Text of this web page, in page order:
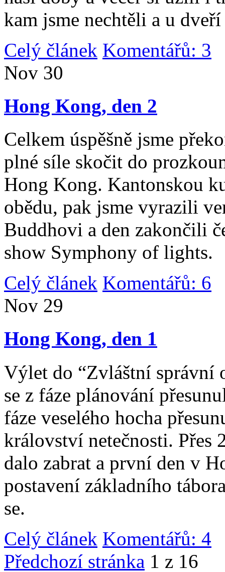
kam jsme nechtěli a u
Celý článek Komentářů: 3
Nov 30
Hong Kong, den 2
Celkem úspěšně jsme
plné síle skočit do
Hong Kong. Kantonskou
obědu, pak jsme vyrazili
Buddhovi a den zakončili
show Symphony of lights.
Celý článek Komentářů: 6
Nov 29
Hong Kong, den 1
Výlet do “Zvláštní správní
se z fáze plánování
fáze veselého hocha
království netečnosti. Přes
dalo zabrat a první den v
postavení základního
se.
Celý článek Komentářů: 4
Předchozí stránka 1 z 16